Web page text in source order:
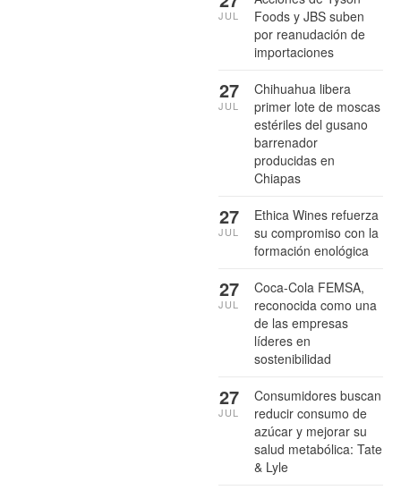
Foods y JBS suben
por reanudación de
importaciones
JUL
Chihuahua libera
primer lote de moscas
estériles del gusano
barrenador
producidas en
Chiapas
27
JUL
Ethica Wines refuerza
su compromiso con la
formación enológica
27
JUL
Coca-Cola FEMSA,
reconocida como una
de las empresas
líderes en
sostenibilidad
27
JUL
Consumidores buscan
reducir consumo de
azúcar y mejorar su
salud metabólica: Tate
& Lyle
27
JUL